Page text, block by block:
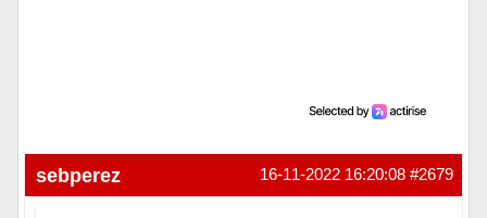
#2679
16-11-2022 16:20:08
sebperez